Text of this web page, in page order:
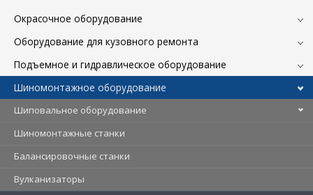
Окрасочное оборудование
Оборудование для кузовного ремонта
Подъемное и гидравлическое оборудование
Шиномонтажное оборудование
Шиповальное оборудование
Шиномонтажные станки
Балансировочные станки
Вулканизаторы